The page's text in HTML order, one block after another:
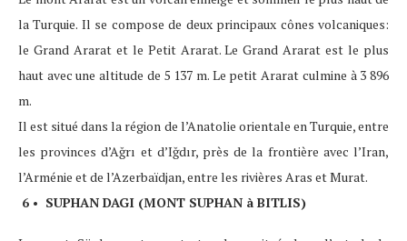
la Turquie. Il se compose de deux principaux cônes volcaniques:
le Grand Ararat et le Petit Ararat. Le Grand Ararat est le plus
haut avec une altitude de 5 137 m. Le petit Ararat culmine à 3 896
m.
Il est situé dans la région de l’Anatolie orientale en Turquie, entre
les provinces d’Ağrı et d’Iğdır, près de la frontière avec l’Iran,
l’Arménie et de l’Azerbaïdjan, entre les rivières Aras et Murat.
6 • SUPHAN DAGI (MONT SUPHAN à BITLIS)